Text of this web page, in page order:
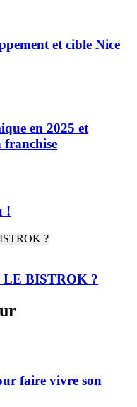
et cible Nice
en 2025 et
franchise
!
LE BISTROK ?
faire vivre son